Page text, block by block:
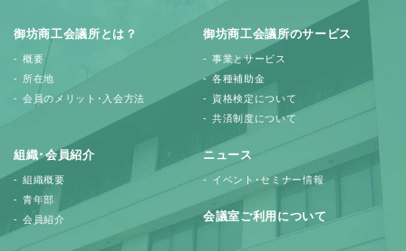
御坊商工会議所とは？
概要
所在地
会員のメリット･入会方法
御坊商工会議所のサービス
事業とサービス
各種補助金
資格検定について
共済制度について
組織･会員紹介
組織概要
青年部
会員紹介
ニュース
イベント･セミナー情報
会議室ご利用について